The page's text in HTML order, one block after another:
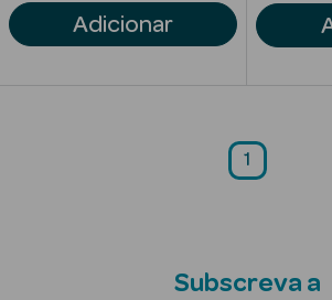
Solares com
Cor
Adicionar
1
Subscreva a